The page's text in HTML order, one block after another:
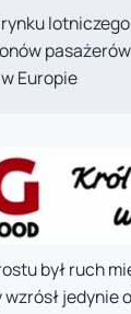
lotniczego
pasażerów
Europie
był ruch
jedynie